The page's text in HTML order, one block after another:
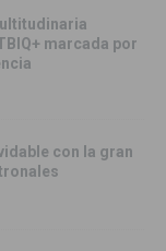
marcada por
con la gran